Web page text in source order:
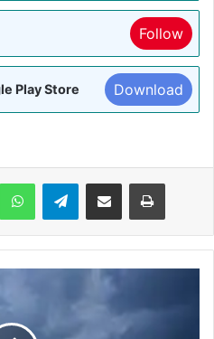
Follow
Play Store Download
WhatsAppTelegramShare via Email Print